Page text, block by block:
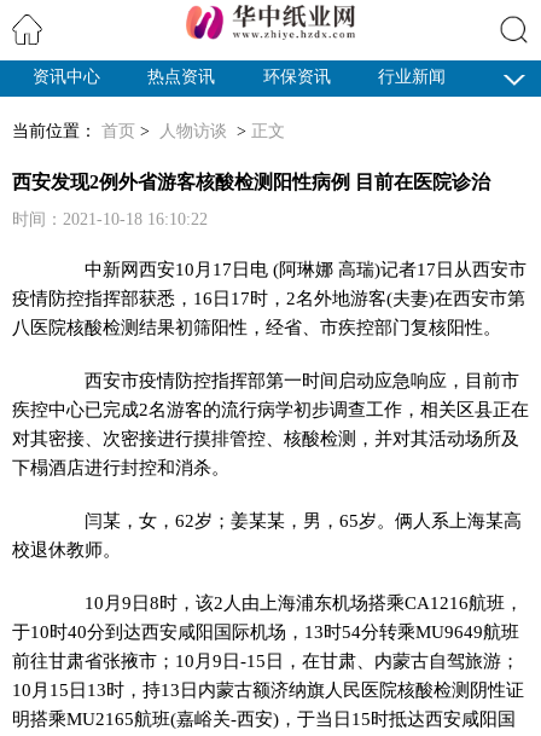
搜索
资讯中心 热点资讯 环保资讯
行业新闻
当前位置： 首页 > 人物访谈 > 正文
西安发现2例外省游客核酸检测阳性病例 目前在医院诊治
时间：2021-10-18 16:10:22
中新网西安10月17日电 (阿琳娜 高瑞)记者17日从西安市
疫情防控指挥部获悉，16日17时，2名外地游客(夫妻)在西安市第
八医院核酸检测结果初筛阳性，经省、市疾控部门复核阳性。
西安市疫情防控指挥部第一时间启动应急响应，目前市
疾控中心已完成2名游客的流行病学初步调查工作，相关区县正在
对其密接、次密接进行摸排管控、核酸检测，并对其活动场所及
下榻酒店进行封控和消杀。
闫某，女，62岁；姜某某，男，65岁。俩人系上海某高
校退休教师。
10月9日8时，该2人由上海浦东机场搭乘CA1216航班，
于10时40分到达西安咸阳国际机场，13时54分转乘MU9649航班
前往甘肃省张掖市；10月9日-15日，在甘肃、内蒙古自驾旅游；
10月15日13时，持13日内蒙古额济纳旗人民医院核酸检测阴性证
明搭乘MU2165航班(嘉峪关-西安)，于当日15时抵达西安咸阳国